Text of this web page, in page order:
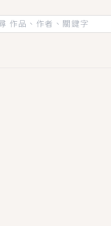
她頭也不回找新歡，他
愛GL漫畫！
〃)♡→
！
逐著她……